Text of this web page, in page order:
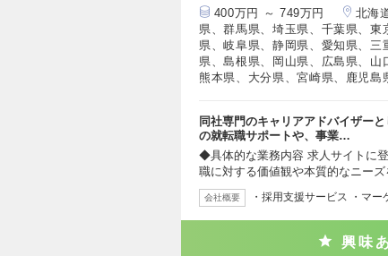
400万円 ～ 749万円
北海
県、群馬県、埼玉県、千葉県、
県、岐阜県、静岡県、愛知県、
県、島根県、岡山県、広島県、山
熊本県、大分県、宮崎県、鹿児島
同社専門のキャリアアドバイザー
の就転職サポートや、事業…
◆具体的な業務内容 求人サイトに
職に対する価値観や本質的なニー
会社概要 ・採用支援サービス ・マ
興味